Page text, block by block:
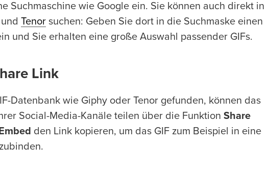
Suchmaschine wie Google ein. Sie können auch direkt in
und Tenor suchen: Geben Sie dort in die Suchmaske einen
und Sie erhalten eine große Auswahl passender GIFs.
Link
Datenbank wie Giphy oder Tenor gefunden, können das
Social-Media-Kanäle teilen über die Funktion Share
Embed den Link kopieren, um das GIF zum Beispiel in eine